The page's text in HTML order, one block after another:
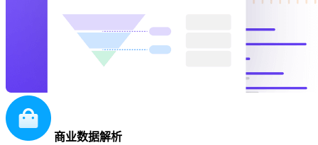
商业数据解析